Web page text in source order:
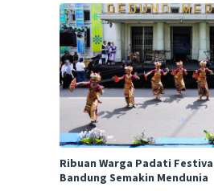
Ribuan Warga Padati
Bandung Semakin Mendunia